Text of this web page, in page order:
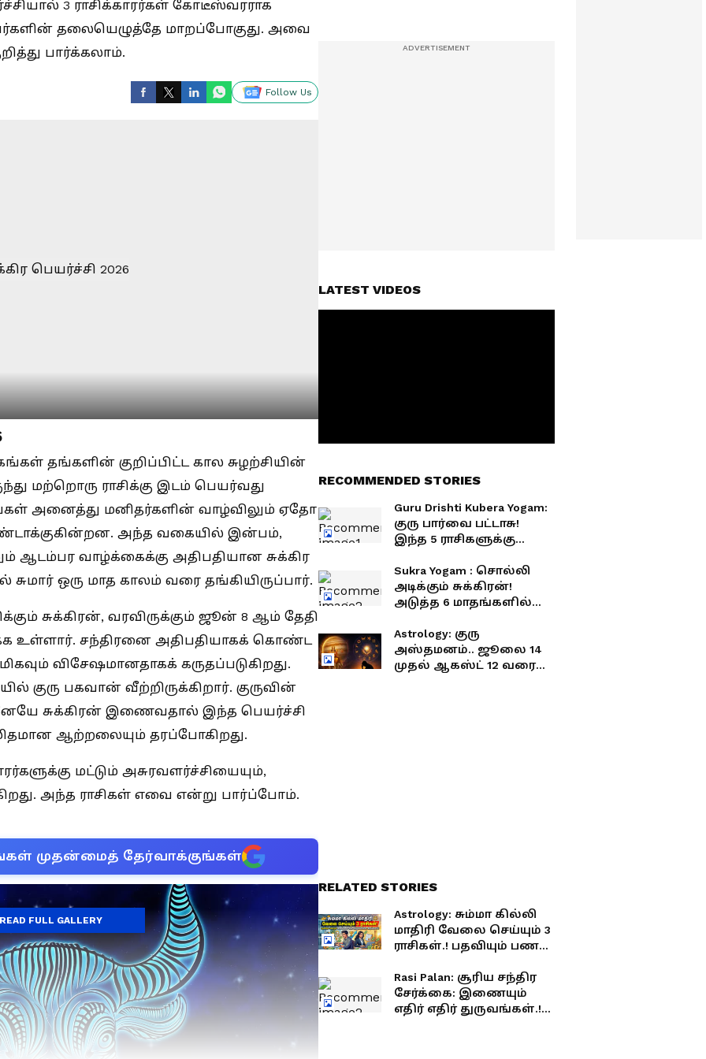
3 ராசிக்காரர்கள் கோடீஸ்வரராக
தலையெழுத்தே மாறப்போகுது. அவை
பார்க்கலாம்.
Follow Us
தங்களின் குறிப்பிட்ட கால சுழற்சியின்
மற்றொரு ராசிக்கு இடம் பெயர்வது
அனைத்து மனிதர்களின் வாழ்விலும் ஏதோ
அந்த வகையில் இன்பம்,
ஆடம்பர வாழ்க்கைக்கு அதிபதியான சுக்கிர
சுமார் ஒரு மாத காலம் வரை தங்கியிருப்பார்.
சுக்கிரன், வரவிருக்கும் ஜூன் 8 ஆம் தேதி
உள்ளார். சந்திரனை அதிபதியாகக் கொண்ட
விசேஷமானதாகக் கருதப்படுகிறது.
குரு பகவான் வீற்றிருக்கிறார். குருவின்
சுக்கிரன் இணைவதால் இந்த பெயர்ச்சி
ஆற்றலையும் தரப்போகிறது.
மட்டும் அசுரவளர்ச்சியையும்,
அந்த ராசிகள் எவை என்று பார்ப்போம்.
முதன்மைத் தேர்வாக்குங்கள்
FULL GALLERY
LATEST VIDEOS
RECOMMENDED STORIES
Guru Drishti Kubera Yogam:
குரு பார்வை பட்டாசு!
இந்த 5 ராசிகளுக்கு
குவியப்போது
Sukra Yogam : சொல்லி
அடிக்கும் சுக்கிரன்!
அடுத்த 6 மாதங்களில்
ஆகப்போகும் அந்த 5
ராசிகள்!
Astrology: குரு
அஸ்தமனம்.. ஜூலை 14
முதல் ஆகஸ்ட் 12 வரை
RELATED STORIES
Astrology: சும்மா கில்லி
மாதிரி வேலை செய்யும் 3
ராசிகள்.! பதவியும் பணம்
வந்துகிட்டே இருக்குமாம்.!
Rasi Palan: சூரிய சந்திர
சேர்க்கை: இணையும்
எதிர் எதிர் துருவங்கள்.!